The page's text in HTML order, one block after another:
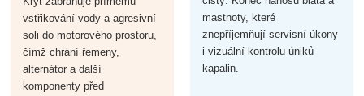
vstřikování vody a agresivní
soli do motorového prostoru,
čímž chrání řemeny,
alternátor a další
komponenty před
mastnoty, které
znepříjemňují servisní úkony
i vizuální kontrolu úniků
kapalin.